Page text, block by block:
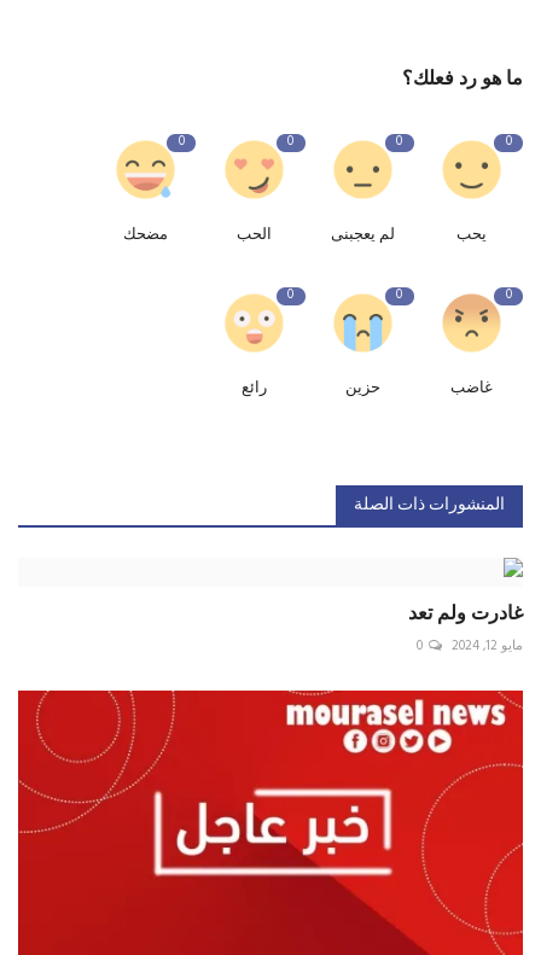
ما هو رد فعلك؟
0
يحب
0
لم يعجبنى
0
الحب
0
مضحك
0
غاضب
0
حزين
0
رائع
المنشورات ذات الصلة
غادرت ولم تعد
مايو 12, 2024 0